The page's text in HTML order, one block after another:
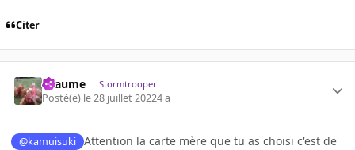
Citer
Lyaume Stormtrooper
Posté(e) le 28 juillet 20224 a
@kamuisuki Attention la carte mère que tu as choisi c'est de